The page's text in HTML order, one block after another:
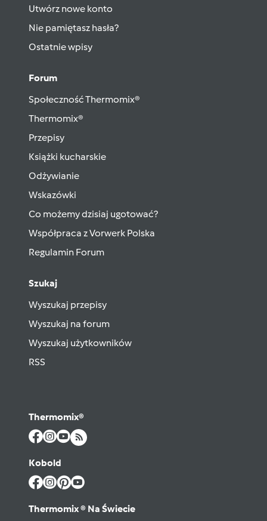
Utwórz nowe konto
Nie pamiętasz hasła?
Ostatnie wpisy
Forum
Społeczność Thermomix®
Thermomix®
Przepisy
Książki kucharskie
Odżywianie
Wskazówki
Co możemy dzisiaj ugotować?
Współpraca z Vorwerk Polska
Regulamin Forum
Szukaj
Wyszukaj przepisy
Wyszukaj na forum
Wyszukaj użytkowników
RSS
Thermomix®
Kobold
Thermomix ® Na Świecie